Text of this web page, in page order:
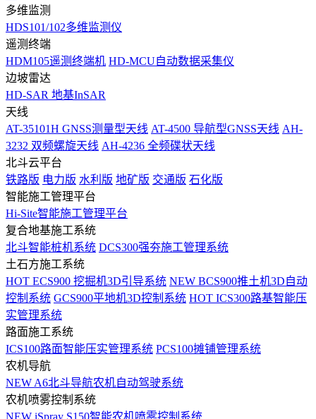
多维监测
HDS101/102多维监测仪
遥测终端
HDM105遥测终端机 HD-MCU自动数据采集仪
边坡雷达
HD-SAR 地基InSAR
天线
AT-35101H GNSS测量型天线 AT-4500 导航型GNSS天线 AH-
3232 双频螺旋天线 AH-4236 全频碟状天线
北斗云平台
铁路版 电力版 水利版 地矿版 交通版 石化版
智能施工管理平台
Hi-Site智能施工管理平台
复合地基施工系统
北斗智能桩机系统 DCS300强夯施工管理系统
土石方施工系统
HOT ECS900 挖掘机3D引导系统 NEW BCS900推土机3D自动
控制系统 GCS900平地机3D控制系统 HOT ICS300路基智能压
实管理系统
路面施工系统
ICS100路面智能压实管理系统 PCS100摊铺管理系统
农机导航
NEW A6北斗导航农机自动驾驶系统
农机喷雾控制系统
NEW iSpray S150智能农机喷雾控制系统